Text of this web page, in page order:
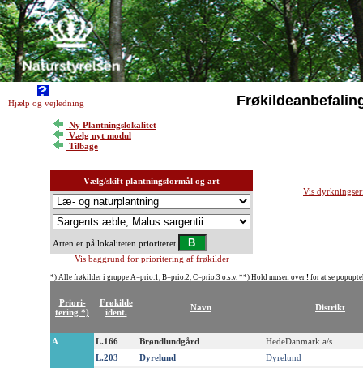
Ny Plantningslokalitet
Vælg nyt modul
Tilbage
Vælg/skift plantningsformål og art
Arten er på lokaliteten prioriteret
Vis baggrund for prioritering af frøkilder
Vis
*) Alle frøkilder i gruppe A=prio.1, B=prio.2, C=prio.3 o.s.v. **) Hold musen over ! for at se
Priori-
tering *)
Frøkilde
ident.
Navn Distrikt
A L.166 Brøndlundgård
HedeDanmark a/s
L.203
Dyrelund
Dyrelund
Hjælp og vejledning